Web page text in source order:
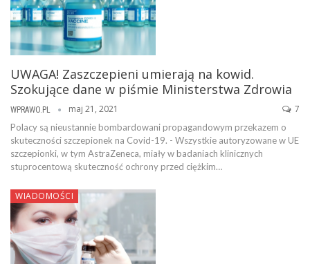
UWAGA! Zaszczepieni umierają na kowid.
Szokujące dane w piśmie Ministerstwa Zdrowia
WPRAWO.PL maj 21, 2021 7
Polacy są nieustannie bombardowani propagandowym przekazem o
skuteczności szczepionek na Covid-19. - Wszystkie autoryzowane w UE
szczepionki, w tym AstraZeneca, miały w badaniach klinicznych
stuprocentową skuteczność ochrony przed ciężkim…
WIADOMOŚCI